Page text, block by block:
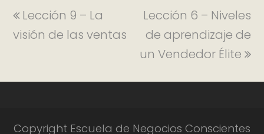
Lección 9 – La
visión de las ventas
Lección 6 – Niveles
de aprendizaje de
un Vendedor Élite
Copyright Escuela de Negocios Conscientes